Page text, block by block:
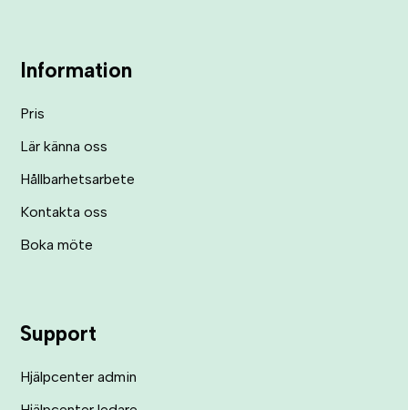
Information
Pris
Lär känna oss
Hållbarhetsarbete
Kontakta oss
Boka möte
Support
Hjälpcenter admin